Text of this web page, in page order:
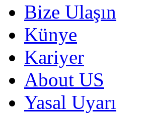
Bize Ulaşın
Künye
Kariyer
About US
Yasal Uyarı